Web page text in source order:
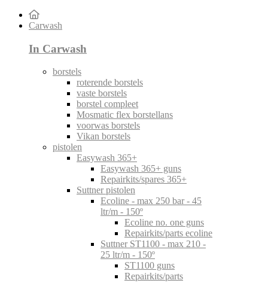
Carwash
In Carwash
borstels
roterende borstels
vaste borstels
borstel compleet
Mosmatic flex borstellans
voorwas borstels
Vikan borstels
pistolen
Easywash 365+
Easywash 365+ guns
Repairkits/spares 365+
Suttner pistolen
Ecoline - max 250 bar - 45
ltr/m - 150º
Ecoline no. one guns
Repairkits/parts ecoline
Suttner ST1100 - max 210 -
25 ltr/m - 150º
ST1100 guns
Repairkits/parts